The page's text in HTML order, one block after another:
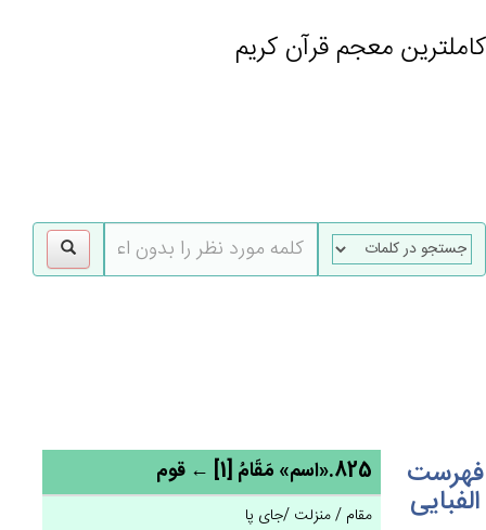
کاملترین معجم قرآن کریم
فهرست
الفبایی
825.«اسم» مَقَام‌ُ [1] ← قوم
مقام / منزلت /جای پا